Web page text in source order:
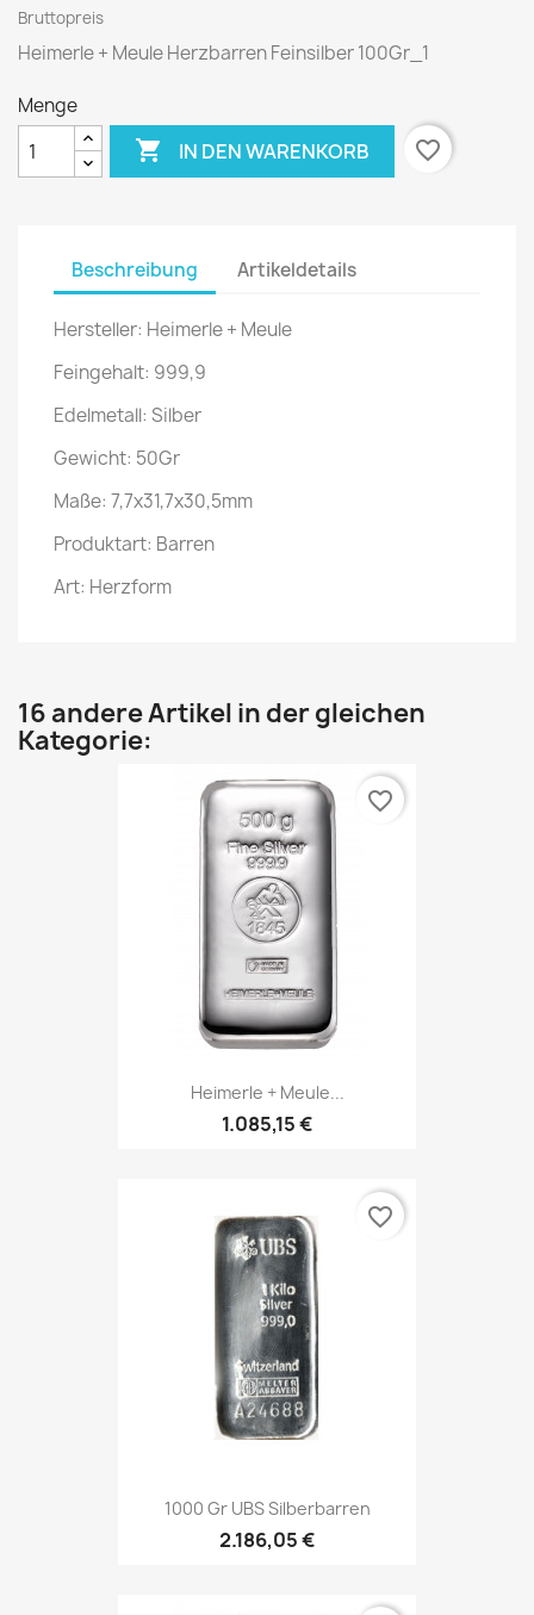
Bruttopreis
Heimerle + Meule Herzbarren Feinsilber 100Gr_1
Menge
 IN DEN WARENKORB favorite_border
Beschreibung Artikeldetails
Hersteller: Heimerle + Meule
Feingehalt: 999,9
Edelmetall: Silber
Gewicht: 50Gr
Maße: 7,7x31,7x30,5mm
Produktart: Barren
Art: Herzform
16 andere Artikel in der gleichen
Kategorie:
Heimerle + Meule...
1.085,15 €
favorite_border
1000 Gr UBS Silberbarren
2.186,05 €
favorite_border